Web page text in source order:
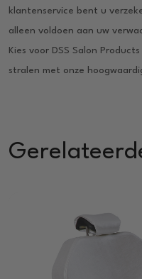
klantenservice bent u
alleen voldoen aan uw
Kies voor DSS Salon
stralen met onze